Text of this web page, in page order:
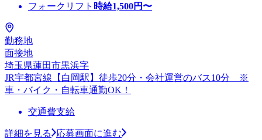
フォークリフト 時給1,500円〜
勤務地
面接地
埼玉県蓮田市黒浜字
JR宇都宮線【白岡駅】徒歩20分・会社運営のバス10分 ※
車・バイク・自転車通勤OK！
交通費支給
詳細を見る
応募画面に進む